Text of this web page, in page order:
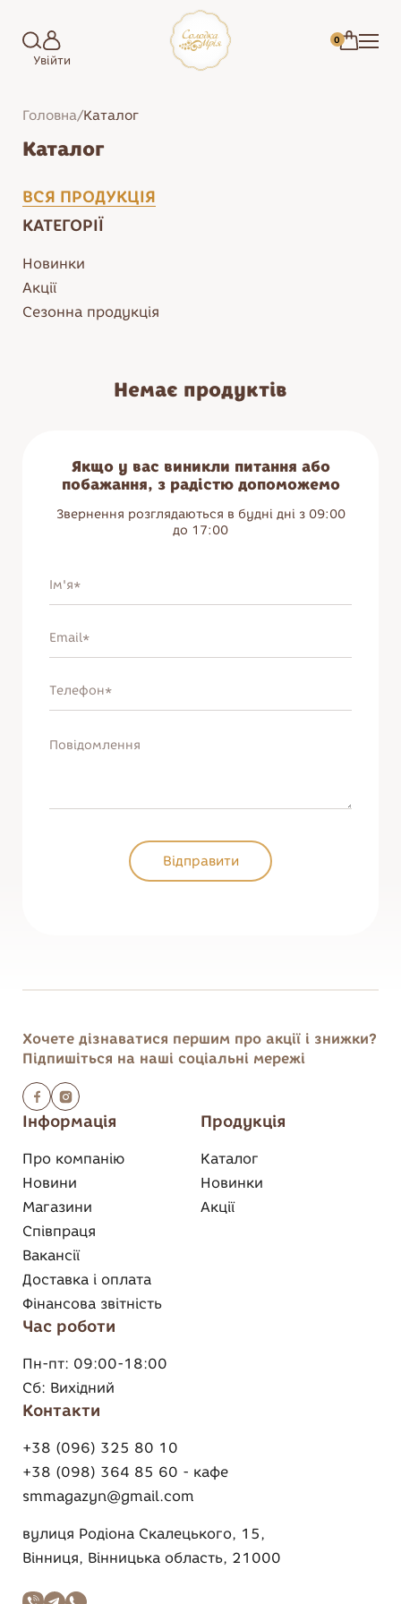
Увійти
0
Цукерки
Печиво
Мармелад
Головна/Каталог
Каталог
ВСЯ ПРОДУКЦІЯ
КАТЕГОРІЇ
Новинки
Акції
Сезонна продукція
Немає продуктів
Якщо у вас виникли питання або
побажання, з радістю допоможемо
Звернення розглядаються в будні дні з 09:00
до 17:00
Відправити
Інформація
Про компанію
Новини
Магазини
Співпраця
Вакансії
Доставка і оплата
Фінансова звітність
Продукція
Каталог
Новинки
Акції
Час роботи
Пн-пт: 09:00-18:00
Сб: Вихідний
Контакти
+38 (096) 325 80 10
+38 (098) 364 85 60 - кафе
smmagazyn@gmail.com
вулиця Родіона Скалецького, 15,
Вінниця, Вінницька область, 21000
Хочете дізнаватися першим про акції і знижки?
Підпишіться на наші соціальні мережі